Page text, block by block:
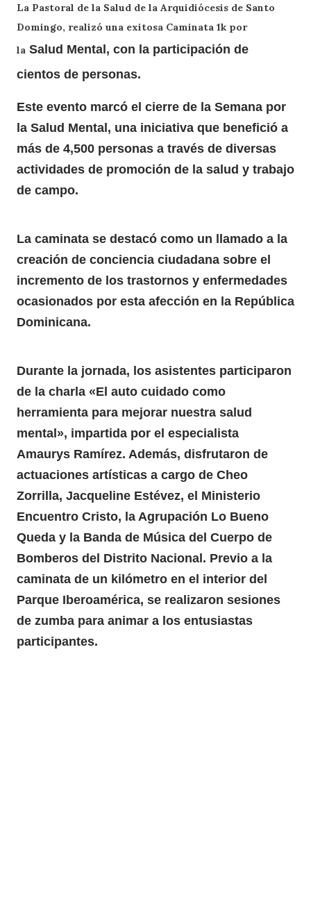
La Pastoral de la Salud de la Arquidiócesis de Santo
Domingo, realizó una exitosa Caminata 1k por
la Salud Mental, con la participación de
cientos de personas.
Este evento marcó el cierre de la Semana por
la Salud Mental, una iniciativa que benefició a
más de 4,500 personas a través de diversas
actividades de promoción de la salud y trabajo
de campo.
La caminata se destacó como un llamado a la
creación de conciencia ciudadana sobre el
incremento de los trastornos y enfermedades
ocasionados por esta afección en la República
Dominicana.
Durante la jornada, los asistentes participaron
de la charla «El auto cuidado como
herramienta para mejorar nuestra salud
mental», impartida por el especialista
Amaurys Ramírez. Además, disfrutaron de
actuaciones artísticas a cargo de Cheo
Zorrilla, Jacqueline Estévez, el Ministerio
Encuentro Cristo, la Agrupación Lo Bueno
Queda y la Banda de Música del Cuerpo de
Bomberos del Distrito Nacional. Previo a la
caminata de un kilómetro en el interior del
Parque Iberoamérica, se realizaron sesiones
de zumba para animar a los entusiastas
participantes.